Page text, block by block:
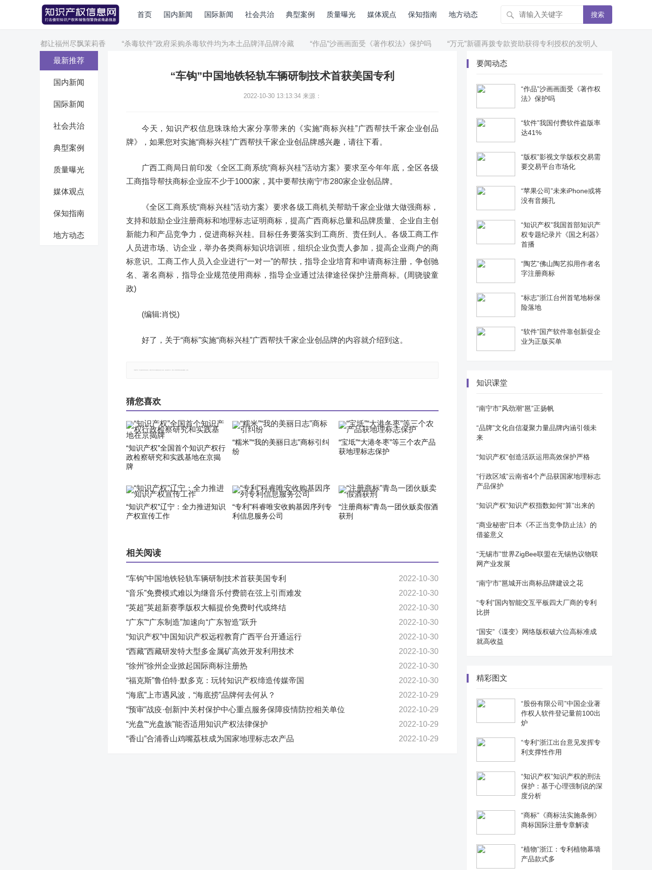
首页 国内新闻 国际新闻 社会共治 典型案例 质量曝光 媒体观点 保知指南 地方动态 搜索
花茶之都让福州尽飘茉莉香 “杀毒软件”政府采购杀毒软件均为本土品牌洋品牌冷藏 “作品”沙画画面受《著作权法》保护吗 “万元”新疆再拨专款资助获得专利授权的发明人
最新推荐
国内新闻
国际新闻
社会共治
典型案例
质量曝光
媒体观点
保知指南
地方动态
“车钩”中国地铁轻轨车辆研制技术首获美国专利
2022-10-30 13:13:34 来源：
今天，知识产权信息珠珠给大家分享带来的《实施“商标兴桂”广西帮扶千家企业创品
牌》，如果您对实施“商标兴桂”广西帮扶千家企业创品牌感兴趣，请往下看。
广西工商局日前印发《全区工商系统“商标兴桂”活动方案》要求至今年年底，全区各级
工商指导帮扶商标企业应不少于1000家，其中要帮扶南宁市280家企业创品牌。
《全区工商系统“商标兴桂”活动方案》要求各级工商机关帮助千家企业做大做强商标，
支持和鼓励企业注册商标和地理标志证明商标，提高广西商标总量和品牌质量、企业自主创
新能力和产品竞争力，促进商标兴桂。目标任务要落实到工商所、责任到人。各级工商工作
人员进市场、访企业，举办各类商标知识培训班，组织企业负责人参加，提高企业商户的商
标意识。工商工作人员入企业进行“一对一”的帮扶，指导企业培育和申请商标注册，争创驰
名、著名商标，指导企业规范使用商标，指导企业通过法律途径保护注册商标。(周骁骏童
政)
(编辑:肖悦)
好了，关于“商标”实施“商标兴桂”广西帮扶千家企业创品牌的内容就介绍到这。
猜您喜欢
“知识产权”全国首个知识产权行
政检察研究和实践基地在京揭
牌
“糯米”“我的美丽日志”商标引纠
纷
“宝坻”“大港冬枣”等三个农产品
获地理标志保护
“知识产权”辽宁：全力推进知识
产权宣传工作
“专利”科睿唯安收购基因序列专
利信息服务公司
“注册商标”青岛一团伙贩卖假酒
获刑
相关阅读
“车钩”中国地铁轻轨车辆研制技术首获美国专利
2022-10-30
“音乐”免费模式难以为继音乐付费箭在弦上引而难发
2022-10-30
“英超”英超新赛季版权大幅提价免费时代或终结
2022-10-30
“广东”“广东制造”加速向“广东智造”跃升
2022-10-30
“知识产权”中国知识产权远程教育广西平台开通运行
2022-10-30
“西藏”西藏研发特大型多金属矿高效开发利用技术
2022-10-30
“徐州”徐州企业掀起国际商标注册热
2022-10-30
“福克斯”鲁伯特·默多克：玩转知识产权缔造传媒帝国
2022-10-30
“海底”上市遇风波，“海底捞”品牌何去何从？
2022-10-29
“预审”战疫·创新|中关村保护中心重点服务保障疫情防控相关单位
2022-10-29
“光盘”“光盘族”能否适用知识产权法律保护
2022-10-29
“香山”合浦香山鸡嘴荔枝成为国家地理标志农产品
2022-10-29
要闻动态
“作品”沙画画面受《著作权
法》保护吗
“软件”我国付费软件盗版率
达41%
“版权”影视文学版权交易需
要交易平台市场化
“苹果公司”未来iPhone或将
没有音频孔
“知识产权”我国首部知识产
权专题纪录片《国之利器》
首播
“陶艺”佛山陶艺拟用作者名
字注册商标
“标志”浙江台州首笔地标保
险落地
“软件”国产软件靠创新促企
业为正版买单
知识课堂
“南宁市”风劲潮“邕”正扬帆
“品牌”文化自信凝聚力量品牌内涵引领未
来
“知识产权”创造活跃运用高效保护严格
“行政区域”云南省4个产品获国家地理标志
产品保护
“知识产权”知识产权指数如何“算”出来的
“商业秘密”日本《不正当竞争防止法》的
借鉴意义
“无锡市”世界ZigBee联盟在无锡热议物联
网产业发展
“南宁市”邕城开出商标品牌建设之花
“专利”国内智能交互平板四大厂商的专利
比拼
“国安”《谍变》网络版权破六位高标准成
就高收益
精彩图文
“股份有限公司”中国企业著
作权人软件登记量前100出
炉
“专利”浙江出台意见发挥专
利支撑性作用
“知识产权”知识产权的刑法
保护：基于心理强制说的深
度分析
“商标”《商标法实施条例》
商标国际注册专章解读
“植物”浙江：专利植物幕墙
产品款式多